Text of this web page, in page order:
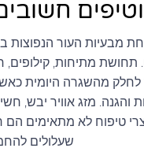
וטיפים
מבעיות העור הנפוצות
תחושת מתיחות, קילופים,
לחלק מהשגרה היומית
והגנה. מזג אוויר יבש,
טיפוח לא מתאימים הם
שעלולים